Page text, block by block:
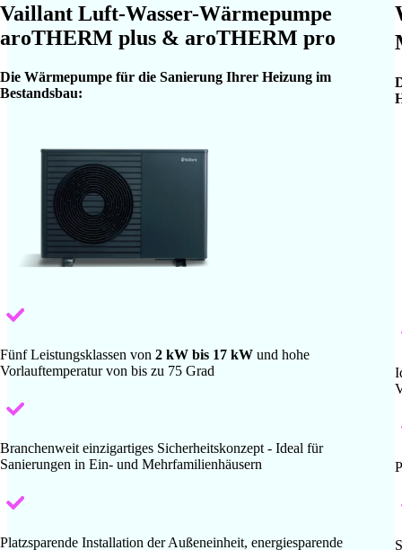
Vaillant Luft-Wasser-Wärmepumpe
aroTHERM plus & aroTHERM pro
Die Wärmepumpe für die Sanierung Ihrer Heizung im
Bestandsbau:
Fünf Leistungsklassen von 2 kW bis 17 kW und hohe
Vorlauftemperatur von bis zu 75 Grad
Branchenweit einzigartiges Sicherheitskonzept - Ideal für
Sanierungen in Ein- und Mehrfamilienhäusern
Platzsparende Installation der Außeneinheit, energiesparende